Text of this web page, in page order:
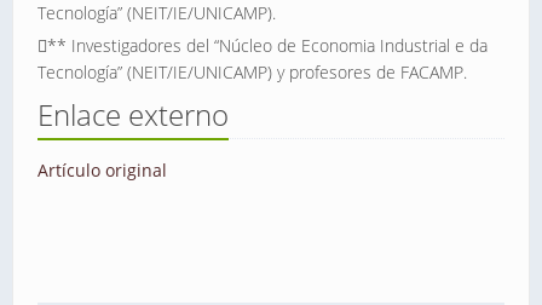
Tecnología” (NEIT/IE/UNICAMP).
** Investigadores del “Núcleo de Economia Industrial e da
Tecnología” (NEIT/IE/UNICAMP) y profesores de FACAMP.
Enlace externo
Artículo original